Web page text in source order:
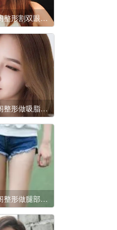
上海安禾美阁整形做吸脂减肥方法好不好？价格贵不贵？